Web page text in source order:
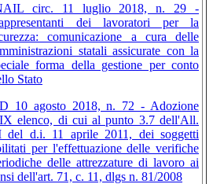
circ. 11 luglio 2018, n. 29 -
dei lavoratori per la
comunicazione a cura delle
statali assicurate con la
forma della gestione per conto
Stato
10 agosto 2018, n. 72 - Adozione
elenco, di cui al punto 3.7 dell'All.
del d.i. 11 aprile 2011, dei soggetti
per l'effettuazione delle verifiche
delle attrezzature di lavoro ai
dell'art. 71, c. 11, dlgs n. 81/2008